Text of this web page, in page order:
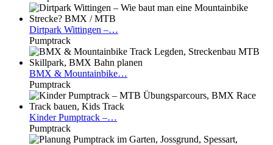
Dirtpark Wittingen –…
Pumptrack
BMX & Mountainbike…
Pumptrack
KinderPumptrack –…
Pumptrack